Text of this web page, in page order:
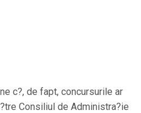
c?, de fapt, concursurile ar
Consiliul de Administra?ie